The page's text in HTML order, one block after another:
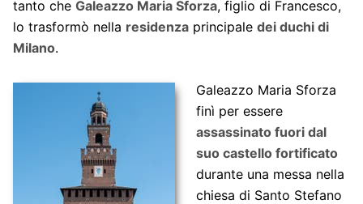
tanto che Galeazzo Maria Sforza, figlio di Francesco,
lo trasformò nella residenzaprincipale dei duchi di
Milano.
Galeazzo Maria Sforza
finì per essere
assassinato fuori dal
suo castello fortificato
durante una messa nella
chiesa di Santo Stefano